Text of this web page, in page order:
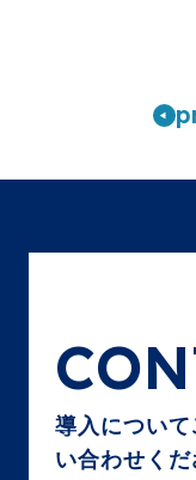
導入につい
い合わせくだ